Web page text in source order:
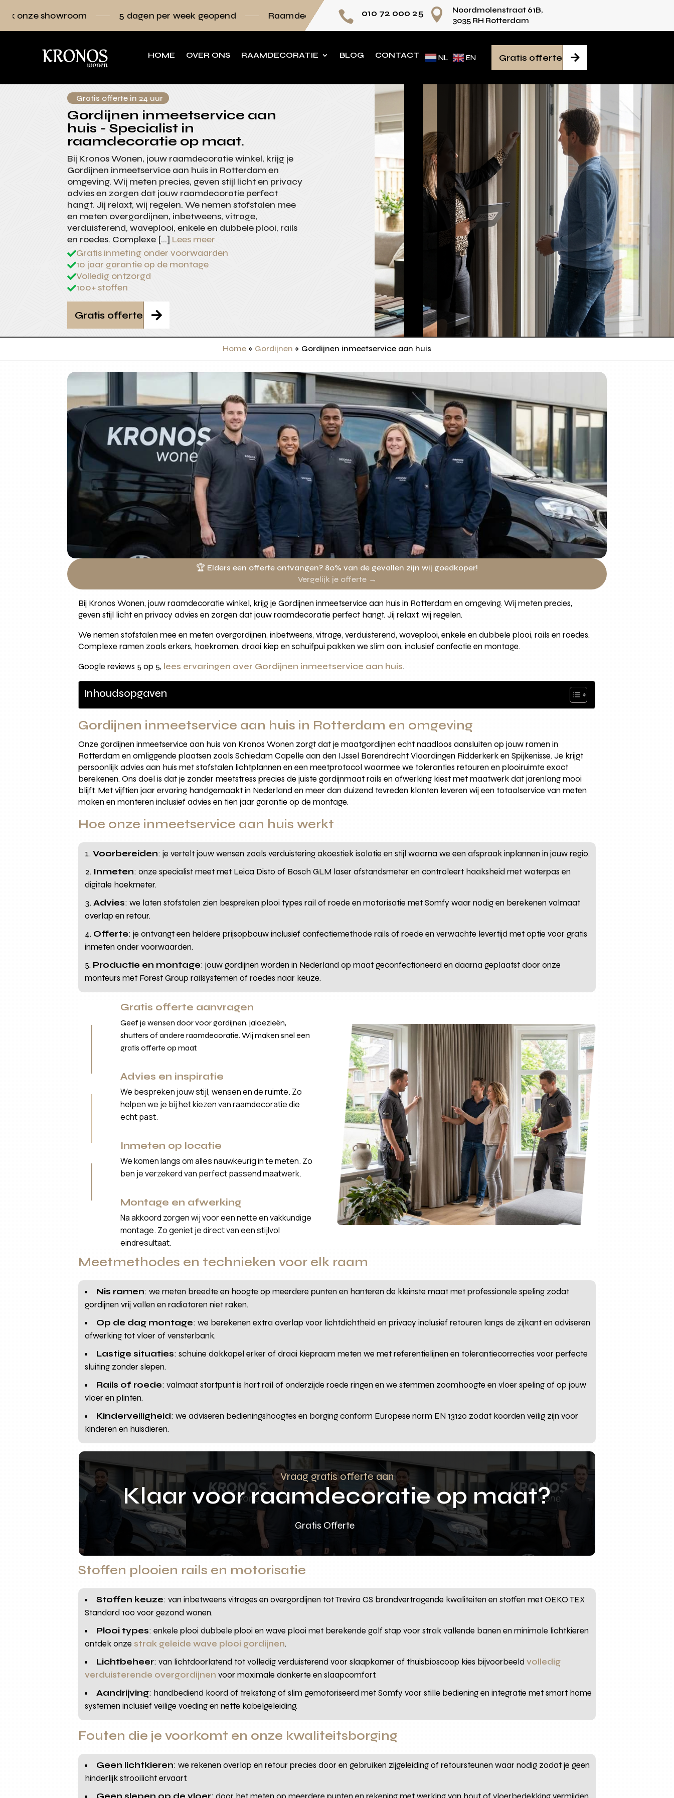
5 dagen per week geopend Raamdecoratie volledig op maat Persoonlijk advies voor iedere ruimte
 010 72 000 25 
Noordmolenstraat 61B,
3035 RH Rotterdam
HOME OVER ONS RAAMDECORATIE BLOG CONTACT NL EN 
Gratis offerte
Gratis offerte in 24 uur
Gordijnen inmeetservice aan
huis - Specialist in
raamdecoratie op maat.
Bij Kronos Wonen, jouw raamdecoratie winkel, krijg je
Gordijnen inmeetservice aan huis in Rotterdam en
omgeving. Wij meten precies, geven stijl licht en privacy
advies en zorgen dat jouw raamdecoratie perfect
hangt. Jij relaxt, wij regelen. We nemen stofstalen mee
en meten overgordijnen, inbetweens, vitrage,
verduisterend, waveplooi, enkele en dubbele plooi, rails
en roedes. Complexe […] Lees meer
Gratis inmeting onder voorwaarden
10 jaar garantie op de montage
Volledig ontzorgd
100+ stoffen

Gratis offerte
Home » Gordijnen » Gordijnen inmeetservice aan huis
🏆 Elders een offerte ontvangen? 80% van de gevallen zijn wij goedkoper!
Vergelijk je offerte →
Bij Kronos Wonen, jouw raamdecoratie winkel, krijg je Gordijnen inmeetservice aan huis in Rotterdam en omgeving. Wij meten precies,
geven stijl licht en privacy advies en zorgen dat jouw raamdecoratie perfect hangt. Jij relaxt, wij regelen.
We nemen stofstalen mee en meten overgordijnen, inbetweens, vitrage, verduisterend, waveplooi, enkele en dubbele plooi, rails en roedes.
Complexe ramen zoals erkers, hoekramen, draai kiep en schuifpui pakken we slim aan, inclusief confectie en montage.
Google reviews 5 op 5, lees ervaringen over Gordijnen inmeetservice aan huis.
Inhoudsopgaven
Gordijnen inmeetservice aan huis in Rotterdam en omgeving
Onze gordijnen inmeetservice aan huis van Kronos Wonen zorgt dat je maatgordijnen echt naadloos aansluiten op jouw ramen in
Rotterdam en omliggende plaatsen zoals Schiedam Capelle aan den IJssel Barendrecht Vlaardingen Ridderkerk en Spijkenisse. Je krijgt
persoonlijk advies aan huis met stofstalen lichtplannen en een meetprotocol waarmee we toleranties retouren en plooiruimte exact
berekenen. Ons doel is dat je zonder meetstress precies de juiste gordijnmaat rails en afwerking kiest met maatwerk dat jarenlang mooi
blijft. Met vijftien jaar ervaring handgemaakt in Nederland en meer dan duizend tevreden klanten leveren wij een totaalservice van meten
maken en monteren inclusief advies en tien jaar garantie op de montage.
Hoe onze inmeetservice aan huis werkt
Voorbereiden: je vertelt jouw wensen zoals verduistering akoestiek isolatie en stijl waarna we een afspraak inplannen in jouw regio.
Inmeten: onze specialist meet met Leica Disto of Bosch GLM laser afstandsmeter en controleert haaksheid met waterpas en
digitale hoekmeter.
Advies: we laten stofstalen zien bespreken plooi types rail of roede en motorisatie met Somfy waar nodig en berekenen valmaat
overlap en retour.
Offerte: je ontvangt een heldere prijsopbouw inclusief confectiemethode rails of roede en verwachte levertijd met optie voor gratis
inmeten onder voorwaarden.
Productie en montage: jouw gordijnen worden in Nederland op maat geconfectioneerd en daarna geplaatst door onze
monteurs met Forest Group railsystemen of roedes naar keuze.
Gratis offerte aanvragen
Geef je wensen door voor gordijnen, jaloezieën,
shutters of andere raamdecoratie. Wij maken snel een
gratis offerte op maat.
Advies en inspiratie
We bespreken jouw stijl, wensen en de ruimte. Zo
helpen we je bij het kiezen van raamdecoratie die
echt past.
Inmeten op locatie
We komen langs om alles nauwkeurig in te meten. Zo
ben je verzekerd van perfect passend maatwerk.
Montage en afwerking
Na akkoord zorgen wij voor een nette en vakkundige
montage. Zo geniet je direct van een stijlvol
eindresultaat.
Meetmethodes en technieken voor elk raam
Nis ramen: we meten breedte en hoogte op meerdere punten en hanteren de kleinste maat met professionele speling zodat
gordijnen vrij vallen en radiatoren niet raken.
Op de dag montage: we berekenen extra overlap voor lichtdichtheid en privacy inclusief retouren langs de zijkant en adviseren
afwerking tot vloer of vensterbank.
Lastige situaties: schuine dakkapel erker of draai kiepraam meten we met referentielijnen en tolerantiecorrecties voor perfecte
sluiting zonder slepen.
Rails of roede: valmaat startpunt is hart rail of onderzijde roede ringen en we stemmen zoomhoogte en vloer speling af op jouw
vloer en plinten.
Kinderveiligheid: we adviseren bedieningshoogtes en borging conform Europese norm EN 13120 zodat koorden veilig zijn voor
kinderen en huisdieren.
Vraag gratis offerte aan
Klaar voor raamdecoratie op maat?
Gratis Offerte
Stoffen plooien rails en motorisatie
Stoffen keuze: van inbetweens vitrages en overgordijnen tot Trevira CS brandvertragende kwaliteiten en stoffen met OEKO TEX
Standard 100 voor gezond wonen.
Plooi types: enkele plooi dubbele plooi en wave plooi met berekende golf stap voor strak vallende banen en minimale lichtkieren
ontdek onzestrak geleide wave plooi gordijnen.
Lichtbeheer: van lichtdoorlatend tot volledig verduisterend voor slaapkamer of thuisbioscoop kies bijvoorbeeldvolledig
verduisterende overgordijnen voor maximale donkerte en slaapcomfort.
Aandrijving: handbediend koord of trekstang of slim gemotoriseerd met Somfy voor stille bediening en integratie met smart home
systemen inclusief veilige voeding en nette kabelgeleiding.
Fouten die je voorkomt en onze kwaliteitsborging
Geen lichtkieren: we rekenen overlap en retour precies door en gebruiken zijgeleiding of retoursteunen waar nodig zodat je geen
hinderlijk strooilicht ervaart.